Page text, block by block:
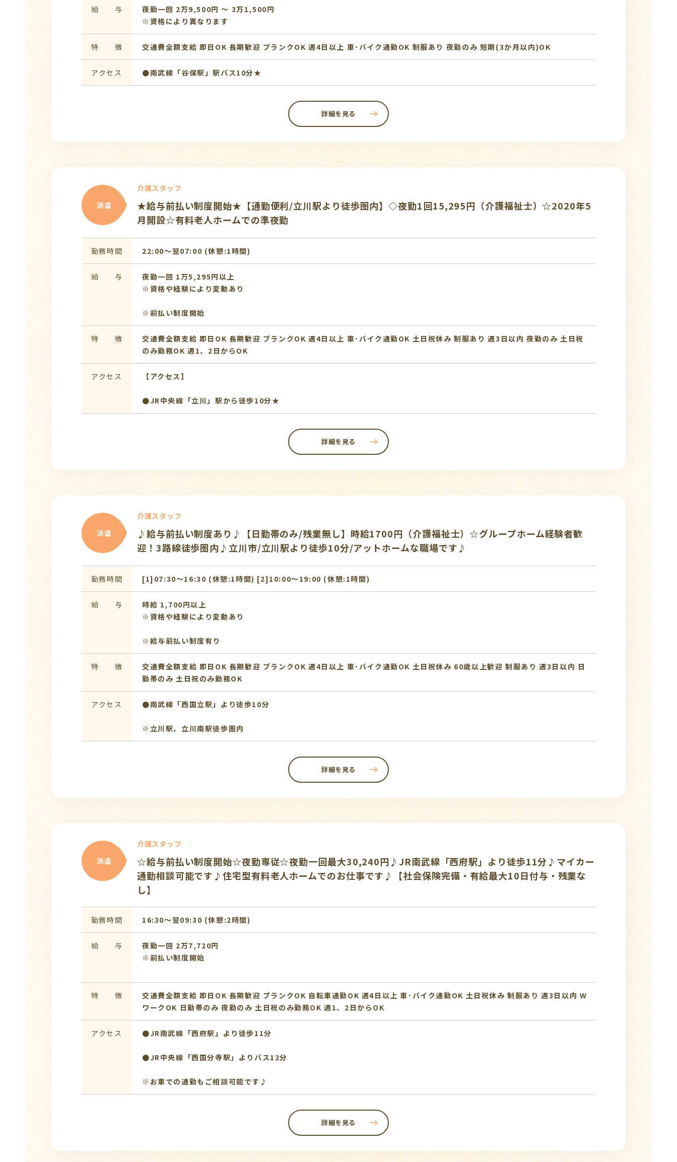
給 与
夜勤一回 2万9,500円 〜 3万1,500円
※資格により異なります
特 徴 交通費全額支給 即日OK 長期歓迎 ブランクOK 週4日以上 車･バイク通勤OK 制服あり 夜勤のみ 短期(3か月以内)OK
アクセス ●南武線「谷保駅」駅バス10分★
詳細を見る
派遣
介護スタッフ
★給与前払い制度開始★【通勤便利/立川駅より徒歩圏内】◇夜勤1回15,295円（介護福祉士）☆2020年5
月開設☆有料老人ホームでの準夜勤
勤務時間 22:00〜翌07:00 (休憩:1時間)
給 与
夜勤一回 1万5,295円以上
※資格や経験により変動あり
※前払い制度開始
特 徴 交通費全額支給 即日OK 長期歓迎 ブランクOK 週4日以上 車･バイク通勤OK 土日祝休み 制服あり 週3日以内 夜勤のみ 土日祝
のみ勤務OK 週1、2日からOK
アクセス 【アクセス】
●JR中央線「立川」駅から徒歩10分★
詳細を見る
派遣
介護スタッフ
♪給与前払い制度あり♪【日勤帯のみ/残業無し】時給1700円（介護福祉士）☆グループホーム経験者歓
迎！3路線徒歩圏内♪立川市/立川駅より徒歩10分/アットホームな職場です♪
勤務時間 [1]07:30〜16:30 (休憩:1時間) [2]10:00〜19:00 (休憩:1時間)
給 与
時給 1,700円以上
※資格や経験により変動あり
※給与前払い制度有り
特 徴 交通費全額支給 即日OK 長期歓迎 ブランクOK 週4日以上 車･バイク通勤OK 土日祝休み 60歳以上歓迎 制服あり 週3日以内 日
勤帯のみ 土日祝のみ勤務OK
アクセス ●南武線「西国立駅」より徒歩10分
※立川駅、立川南駅徒歩圏内
詳細を見る
派遣
介護スタッフ
☆給与前払い制度開始☆夜勤専従☆夜勤一回最大30,240円♪JR南武線「西府駅」より徒歩11分♪マイカー
通勤相談可能です♪住宅型有料老人ホームでのお仕事です♪【社会保険完備・有給最大10日付与・残業な
し】
勤務時間 16:30〜翌09:30 (休憩:2時間)
給 与
夜勤一回 2万7,720円
※前払い制度開始
特 徴 交通費全額支給 即日OK 長期歓迎 ブランクOK 自転車通勤OK 週4日以上 車･バイク通勤OK 土日祝休み 制服あり 週3日以内 W
ワークOK 日勤帯のみ 夜勤のみ 土日祝のみ勤務OK 週1、2日からOK
アクセス ●JR南武線「西府駅」より徒歩11分
●JR中央線「西国分寺駅」よりバス12分
※お車での通勤もご相談可能です♪
詳細を見る